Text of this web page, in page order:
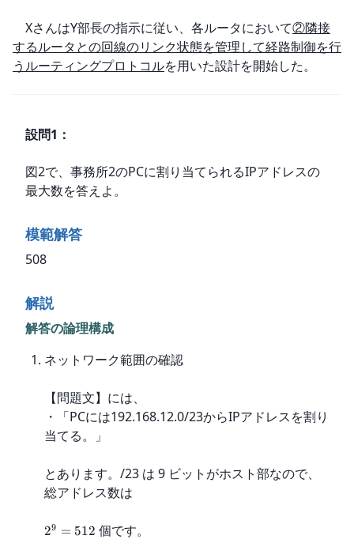
XさんはY部長の指示に従い、各ルータにおいて②隣接
するルータとの回線のリンク状態を管理して経路制御を行
うルーティングプロトコルを用いた設計を開始した。
設問1 ：
図2で、事務所2のPCに割り当てられるIPアドレスの
最大数を答えよ。
模範解答
508
解説
解答の論理構成
ネットワーク範囲の確認
【問題文】には、
・「PCには192.168.12.0/23からIPアドレスを割り
当てる。」
とあります。/23 は 9 ビットがホスト部なので、
総アドレス数は
29 = 512 個です。